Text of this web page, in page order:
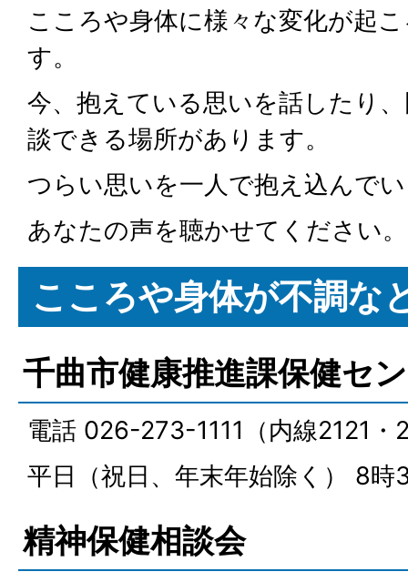
こころや身体に様々な変化が起
す。
今、抱えている思いを話したり
談できる場所があります。
つらい思いを一人で抱え込んで
あなたの声を聴かせてください。
こころや身体が不調な
千曲市健康推進課保健セ
電話 026-273-1111（内線2121・
平日（祝日、年末年始除く） 8時
精神保健相談会